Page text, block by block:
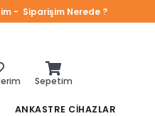
- Siparişim Nerede ?
Sepetim
ANKASTRE CİHAZLAR